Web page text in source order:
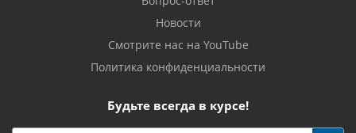
Новости
Смотрите нас на YouTube
Политика конфиденциальности
Будьте всегда в курсе!